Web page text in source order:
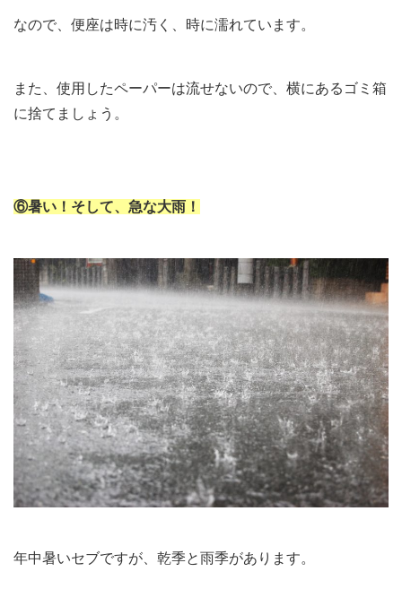
なので、便座は時に汚く、時に濡れています。
また、使用したペーパーは流せないので、横にあるゴミ箱
に捨てましょう。
⑥暑い！そして、急な大雨！
年中暑いセブですが、乾季と雨季があります。